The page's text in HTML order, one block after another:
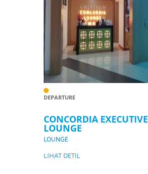
DEPARTURE
CONCORDIA EXECUTIVE
LOUNGE
LOUNGE
LIHAT DETIL